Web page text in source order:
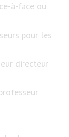
à-face ou
pour les
directeur